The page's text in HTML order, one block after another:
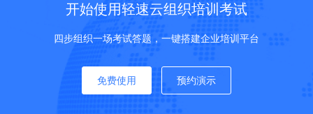
开始使用轻速云组织培训考试
四步组织一场考试答题，一键搭建企业培训平台
免费使用 预约演示